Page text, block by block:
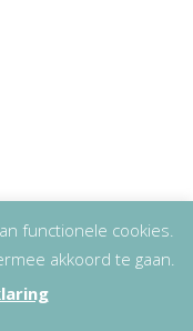
functionele cookies.
akkoord te gaan.